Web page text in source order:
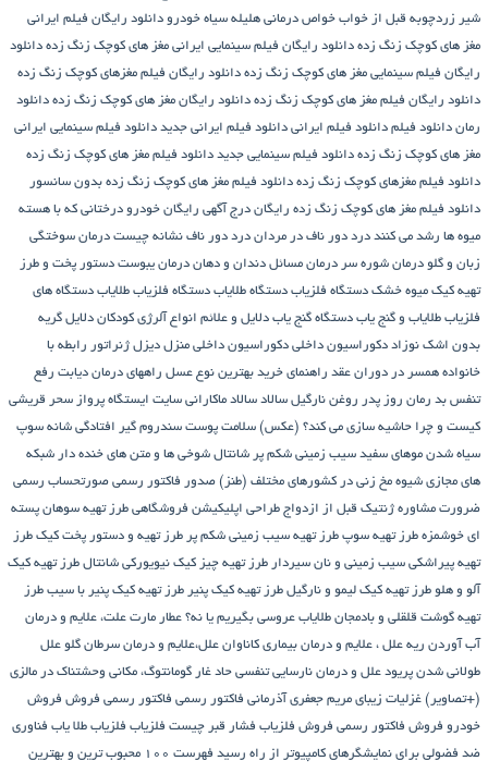
شیر زردچوبه قبل از خواب خواص درمانی هلیله سیاه خودرو دانلود رایگان فیلم ایرانی
مغز های کوچک زنگ زده دانلود رایگان فیلم سینمایی ایرانی مغز های کوچک زنگ زده دانلود
رایگان فیلم سینمایی مغز های کوچک زنگ زده دانلود رایگان فیلم مغزهای کوچک زنگ زده
دانلود رایگان فیلم مغز های کوچک زنگ زده دانلود رایگان مغز های کوچک زنگ زده دانلود
رمان دانلود فیلم دانلود فیلم ایرانی دانلود فیلم ایرانی جدید دانلود فیلم سینمایی ایرانی
مغز های کوچک زنگ زده دانلود فیلم سینمایی جدید دانلود فیلم مغز های کوچک زنگ زده
دانلود فیلم مغزهای کوچک زنگ زده دانلود فیلم مغز های کوچک زنگ زده بدون سانسور
دانلود فیلم مغز های کوچک زنگ زده رایگان درج آگهی رایگان خودرو درختانی که با هسته
میوه ها رشد می کنند درد دور ناف در مردان درد دور ناف نشانه چیست درمان سوختگی
زبان و گلو درمان شوره سر درمان مسائل دندان و دهان درمان یبوست دستور پخت و طرز
تهیه کیک میوه خشک دستگاه فلزیاب دستگاه‌ طلایاب دستگاه‌ فلزیاب طلایاب دستگاه‌ های
فلزیاب طلایاب و گنج‌ یاب دستگاه‌ گنج‌ یاب دلایل و علائم انواع آلرژی کودکان دلایل گریه
بدون اشک نوزاد دکوراسیون داخلی دکوراسیون داخلی منزل دیزل ژنراتور رابطه با
خانواده همسر در دوران عقد راهنمای خرید بهترین نوع عسل راههای درمان دیابت رفع
تنفس بد رمان روز پدر روغن نارگیل سالاد سالاد ماکارانی سایت ایستگاه پرواز سحر قریشی
کیست و چرا حاشیه سازی می کند؟ (عکس) سلامت پوست سندروم گیر افتادگی شانه سوپ
سیاه شدن موهای سفید سیب زمینی شکم پر شانتال شوخی ها و متن های خنده دار شبکه
های مجازی شیوه مخ زنی در کشورهای مختلف (طنز) صدور فاکتور رسمی صورتحساب رسمی
ضرورت مشاوره ژنتیک قبل از ازدواج طراحی اپلیکیشن فروشگاهی طرز تهیه سوهان پسته
ای خوشمزه طرز تهیه سوپ طرز تهیه سیب زمینی شکم پر طرز تهیه و دستور پخت کیک طرز
تهیه پیراشكی سيب زمينی و نان سیردار طرز تهیه چیز کیک نیویورکی شانتال طرز تهیه کیک
آلو و هلو طرز تهیه کیک لیمو و نارگیل طرز تهیه کیک پنیر طرز تهیه کیک پنیر با سیب طرز
تهیه گوشت قلقلی و بادمجان طلایاب عروسی بگیریم یا نه؟ عطار مارت علت، علایم و درمان
آب آوردن ریه علل ، علایم و درمان بیماری کاناوان علل،علایم و درمان سرطان گلو علل
طولانی شدن پریود علل و درمان نارسایی تنفسی حاد غار گومانتوگ، مکانی وحشتناک در مالزی
(+تصاویر) غزلیات زیبای مریم جعفری آذرمانی فاکتور رسمی فاکتور رسمی فروش فروش
خودرو فروش فاکتور رسمی فروش فلزیاب فشار قبر چیست فلزیاب فلزیاب طلا یاب فناوری
ضد فضولی برای نمایشگرهای کامپیوتر از راه رسید
فهرست ۱۰۰ محبوب ترین و بهترین